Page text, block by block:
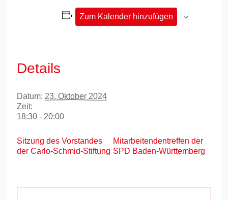
Zum Kalender hinzufügen
Details
Datum: 23. Oktober 2024
Zeit:
18:30 - 20:00
Sitzung des Vorstandes
der Carlo-Schmid-Stiftung
Mitarbeitendentreffen der
SPD Baden-Württemberg